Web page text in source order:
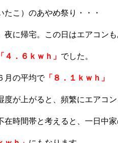
たこ）のあやめ祭り・・・
夜に帰宅。この日はエアコン
４．６ｋｗｈ」 でした。
月の平均で「８．１ｋｗｈ」
度が上がると、頻繁にエアコン
在時間帯と考えると、一日中